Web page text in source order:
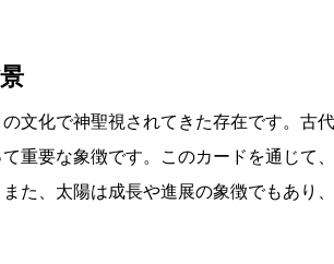
文化で神聖視されてきた存在です。古
重要な象徴です。このカードを通じて
た、太陽は成長や進展の象徴でもあり